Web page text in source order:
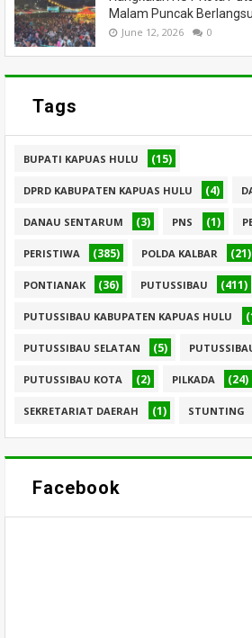
Malam Puncak
June 12, 2026 0
Tags
BUPATI KAPUAS HULU (15)
DPRD KABUPATEN KAPUAS HULU (4)
DANAU SENTARUM (3) PNS (1)
PERISTIWA (385) POLDA KALBAR (21)
PONTIANAK (36) PUTUSSIBAU (411)
PUTUSSIBAU KABUPATEN KAPUAS HULU
PUTUSSIBAU SELATAN (5)
PUTUSSIBAU KOTA (2) PILKADA (24)
SEKRETARIAT DAERAH (1) STUNTING
Facebook